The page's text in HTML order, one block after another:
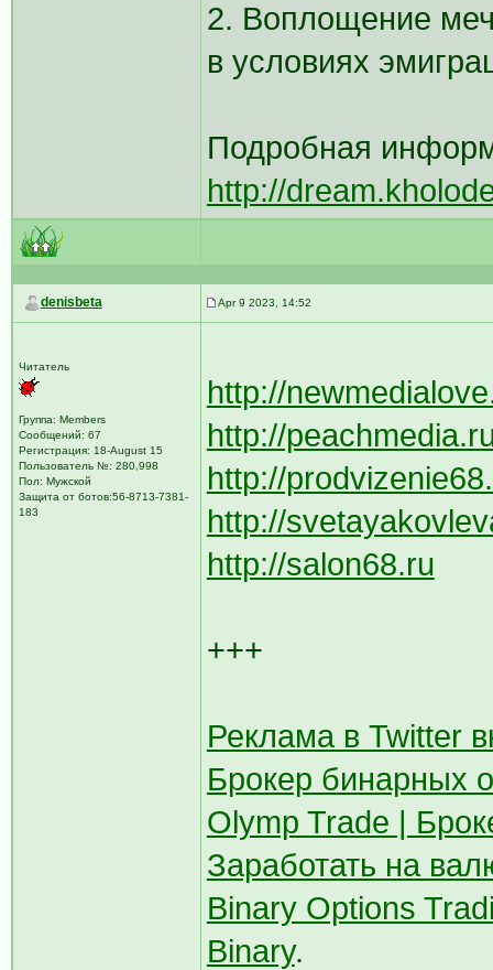
2. Воплощение
в условиях
Подробная
http://
denisbeta Apr 9 2023, 14:52
Читатель
Группа: Members
Сообщений: 67
Регистрация: 18-August 15
Пользователь №: 280,998
Пол: Мужской
Защита от ботов:56-8713-7381-
183
http://
http://
http://
http://
http://salon68.ru
+++
Реклама в Twitter
Брокер бинарных
Olymp Trade |
Заработать на
Binary Options
Binary.